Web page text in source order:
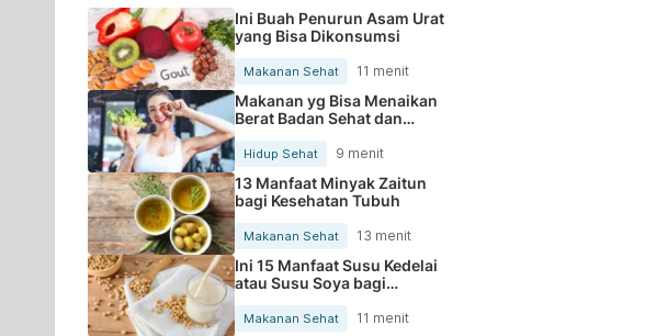
Ini Buah Penurun Asam Urat
yang Bisa Dikonsumsi
Makanan Sehat 11 menit
Makanan yg Bisa Menaikan
Berat Badan Sehat dan
Cepat
Hidup Sehat 9 menit
13 Manfaat Minyak Zaitun
bagi Kesehatan Tubuh
Makanan Sehat 13 menit
Ini 15 Manfaat Susu Kedelai
atau Susu Soya bagi
Kesehatan Tubuh
Makanan Sehat 11 menit